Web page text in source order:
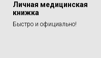
Личная медицинская
книжка
Быстро и официально!